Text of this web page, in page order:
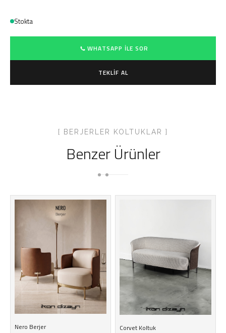
Stokta
WHATSAPP ILE SOR
TEKLIF AL
[ BERJERLER KOLTUKLAR ]
Benzer Ürünler
Nero Berjer Corvet Koltuk